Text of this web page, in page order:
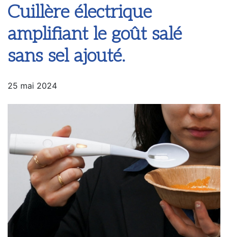
Cuillère électrique
amplifiant le goût salé
sans sel ajouté.
25 mai 2024